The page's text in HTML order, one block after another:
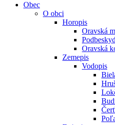
Obec
O obci
Horopis
Oravská
Oravská
Zemepis
Vodopis